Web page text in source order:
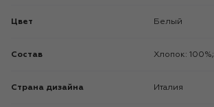
Цвет Белый
Состав Хлопок: 100%;
Страна дизайна Италия